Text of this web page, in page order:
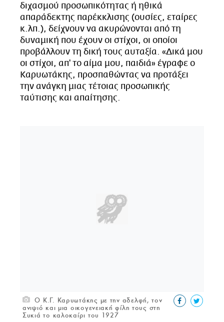
διχασμού προσωπικότητας ή ηθικά
απαράδεκτης παρέκκλισης (ουσίες, εταίρες
κ.λπ.), δείχνουν να ακυρώνονται από τη
δυναμική που έχουν οι στίχοι, οι οποίοι
προβάλλουν τη δική τους αυταξία. «Δικά μου
οι στίχοι, απ' το αίμα μου, παιδιά» έγραφε ο
Καρυωτάκης, προσπαθώντας να προτάξει
την ανάγκη μιας τέτοιας προσωπικής
ταύτισης και απαίτησης.
Ο Κ.Γ. Καρυωτάκης με την αδελφή, τον
ανιψιό και μια οικογενειακή φίλη τους στη
Συκιά το καλοκαίρι του 1927